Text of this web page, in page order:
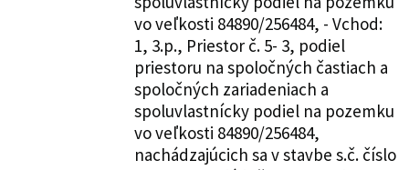
vo veľkosti 84890/256484, - Vchod:
1, 3.p., Priestor č. 5- 3, podiel
priestoru na spoločných častiach a
spoločných zariadeniach a
spoluvlastnícky podiel na pozemku
vo veľkosti 84890/256484,
nachádzajúcich sa v stavbe s.č. číslo